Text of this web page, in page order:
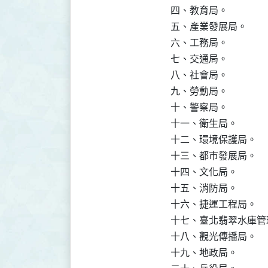
四、教育局。
五、產業發展局。
六、工務局。
七、交通局。
八、社會局。
九、勞動局。
十、警察局。
十一、衛生局。
十二、環境保護局。
十三、都市發展局。
十四、文化局。
十五、消防局。
十六、捷運工程局。
十七、臺北翡翠水庫
十八、觀光傳播局。
十九、地政局。